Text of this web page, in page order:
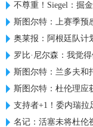
不尊重！Siegel：掘
斯图尔特：上赛季预
奥莱报：阿根廷队计
罗比·尼尔森：我觉
斯图尔特：兰多夫和
斯图尔特：杜伦理应
支持者+1！委内瑞拉
名记：活塞未将杜伦